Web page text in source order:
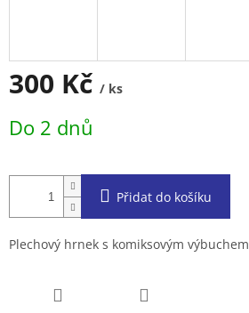
300 Kč / ks
cena:
Do 2 dnů
Přidat do košíku
Plechový hrnek s komiksovým výbuchem